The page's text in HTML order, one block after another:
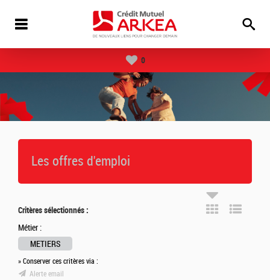
0
Les offres d'emploi
Critères sélectionnés :
Métier :
METIERS
» Conserver ces critères via :
Alerte email